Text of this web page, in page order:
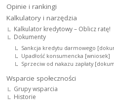
Opinie i rankingi
Kalkulatory i narzędzia
Kalkulator kredytowy – Oblicz ratę!
Dokumenty
Sankcja kredytu darmowego
Upadłość konsumencka [wniosek]
Sprzeciw od nakazu zapłaty
Wsparcie społeczności
Grupy wsparcia
Historie